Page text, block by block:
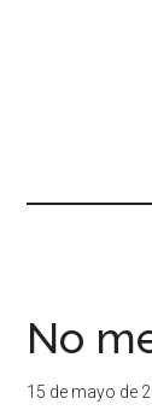
No
15 de mayo de